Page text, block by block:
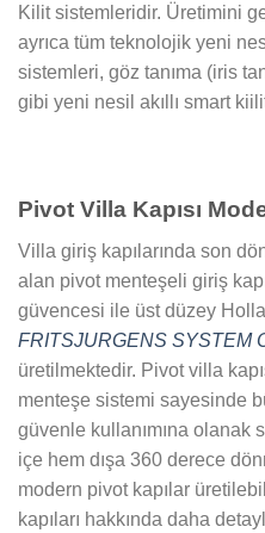
Kilit sistemleridir. Üretimini
ayrıca tüm teknolojik yeni
sistemleri, göz tanıma (iris
gibi yeni nesil akıllı smart
Pivot Villa Kapısı
Villa giriş kapılarında son
alan pivot menteşeli giriş
güvencesi ile üst düzey
FRITSJURGENS SYSTEM
üretilmektedir. Pivot villa
menteşe sistemi sayesinde
güvenle kullanımına olanak
içe hem dışa 360 derece
modern pivot kapılar
kapıları hakkında daha